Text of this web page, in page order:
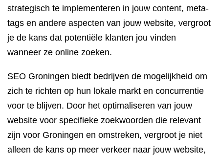
strategisch te implementeren in jouw content, meta-
tags en andere aspecten van jouw website, vergroot
je de kans dat potentiële klanten jou vinden
wanneer ze online zoeken.
SEO Groningen biedt bedrijven de mogelijkheid om
zich te richten op hun lokale markt en concurrentie
voor te blijven. Door het optimaliseren van jouw
website voor specifieke zoekwoorden die relevant
zijn voor Groningen en omstreken, vergroot je niet
alleen de kans op meer verkeer naar jouw website,